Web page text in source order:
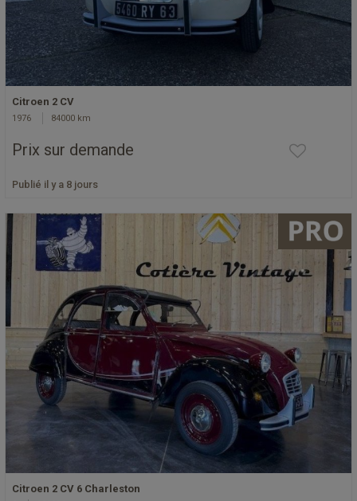
Citroen 2 CV
1976 84000 km
Prix sur demande
Publié il y a 8 jours
Citroen 2 CV 6 Charleston